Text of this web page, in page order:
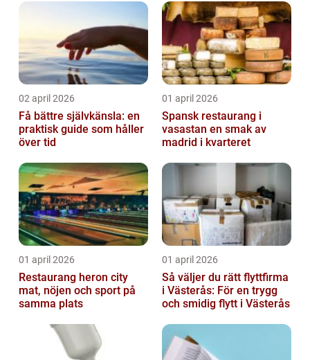
02 april 2026
Få bättre självkänsla: en
praktisk guide som håller
över tid
01 april 2026
Spansk restaurang i
vasastan en smak av
madrid i kvarteret
01 april 2026
Restaurang heron city
mat, nöjen och sport på
samma plats
01 april 2026
Så väljer du rätt flyttfirma
i Västerås: För en trygg
och smidig flytt i Västerås